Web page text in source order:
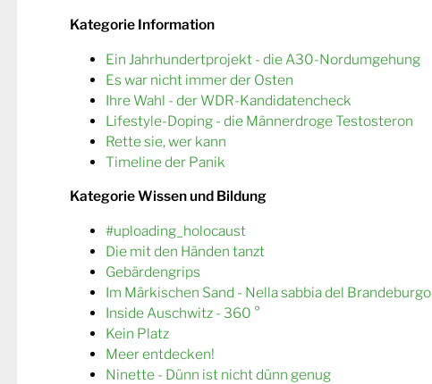
Kategorie Information
Ein Jahrhundertprojekt - die A30-Nordumgehung
Es war nicht immer der Osten
Ihre Wahl - der WDR-Kandidatencheck
Lifestyle-Doping - die Männerdroge Testosteron
Rette sie, wer kann
Timeline der Panik
Kategorie Wissen und Bildung
#uploading_holocaust
Die mit den Händen tanzt
Gebärdengrips
Im Märkischen Sand - Nella sabbia del Brandeburgo
Inside Auschwitz - 360 °
Kein Platz
Meer entdecken!
Ninette - Dünn ist nicht dünn genug